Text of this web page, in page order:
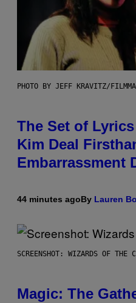
PHOTO BY JEFF KRAVITZ/
The Set of
Kim Deal
Embarrassment
44 minutes agoBy Lauren
SCREENSHOT: WIZARDS OF THE
Magic: The